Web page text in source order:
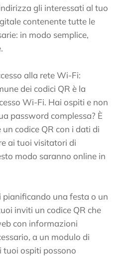
gli interessati al tuo
contenente tutte le
in modo semplice,
alla rete Wi-Fi:
dei codici QR è la
Wi-Fi. Hai ospiti e non
password complessa? È
codice QR con i dati di
ai tuoi visitatori di
modo saranno online in
pianificando una festa o un
inviti un codice QR che
con informazioni
a un modulo di
tuoi ospiti possono